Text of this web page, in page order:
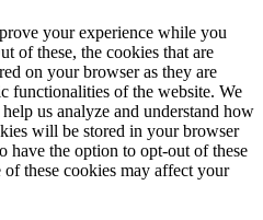
your experience while you
of these, the cookies that are
on your browser as they are
functionalities of the website. We
us analyze and understand how
will be stored in your browser
have the option to opt-out of these
these cookies may affect your